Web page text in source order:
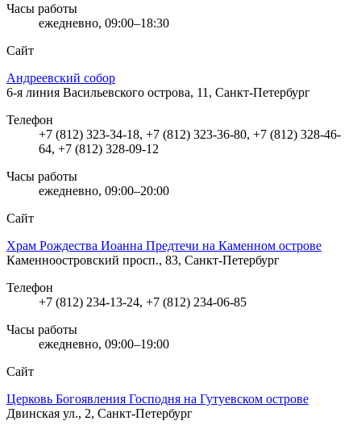
Часы работы
ежедневно, 09:00–18:30
Сайт
Андреевский собор
6-я линия Васильевского острова, 11, Санкт-Петербург
Телефон
+7 (812) 323-34-18, +7 (812) 323-36-80, +7 (812) 328-46-
64, +7 (812) 328-09-12
Часы работы
ежедневно, 09:00–20:00
Сайт
Храм Рождества Иоанна Предтечи на Каменном острове
Каменноостровский просп., 83, Санкт-Петербург
Телефон
+7 (812) 234-13-24, +7 (812) 234-06-85
Часы работы
ежедневно, 09:00–19:00
Сайт
Церковь Богоявления Господня на Гутуевском острове
Двинская ул., 2, Санкт-Петербург